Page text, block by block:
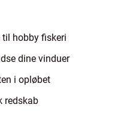
hobby fiskeri
dine vinduer
i opløbet
redskab